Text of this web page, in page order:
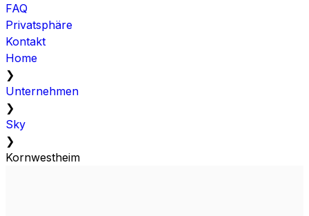
FAQ
Privatsphäre
Kontakt
Home
❯
Unternehmen
❯
Sky
❯
Kornwestheim